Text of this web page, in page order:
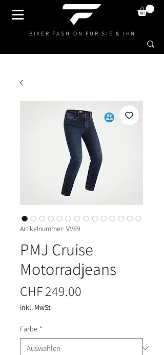
BIKER FASHION FÜR SIE & IHN
Artikelnummer: VV89
PMJ Cruise
Motorradjeans
CHF 249.00
inkl. MwSt
Farbe *